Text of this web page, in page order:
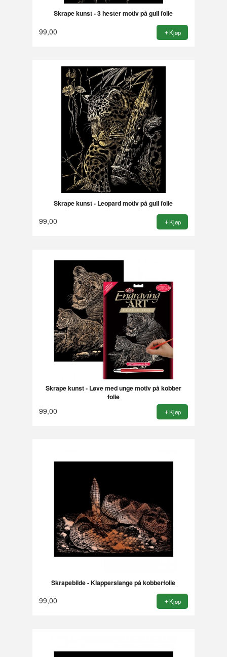
Skrape kunst - 3 hester motiv på gull folie
99,00 Kjøp
Skrape kunst - Leopard motiv på gull folie
99,00 Kjøp
Skrape kunst - Løve med unge motiv på kobber
folie
99,00 Kjøp
Skrapebilde - Klapperslange på kobberfolie
99,00 Kjøp